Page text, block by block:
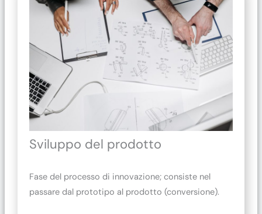
Sviluppo del prodotto
Fase del processo di innovazione; consiste nel
passare dal prototipo al prodotto (conversione).